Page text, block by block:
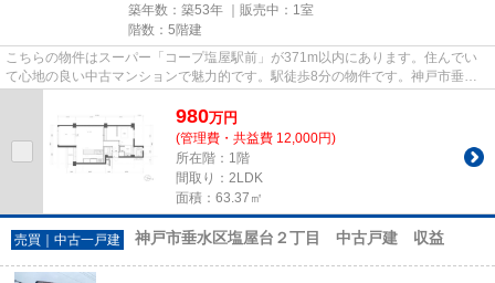
築年数：築53年 ｜販売中： 1室
階数：5階建
こちらの物件はスーパー「コープ塩屋駅前」が371m以内にあります。住んでい
て心地の良い中古マンションで魅力的です。駅徒歩8分の物件です。神戸市垂水
980万円
(管理費・共益費 12,000円)
所在階：1階
間取り：2LDK
面積：63.37㎡
売買｜中古一戸建 神戸市垂水区塩屋台２丁目 中古戸建 収益